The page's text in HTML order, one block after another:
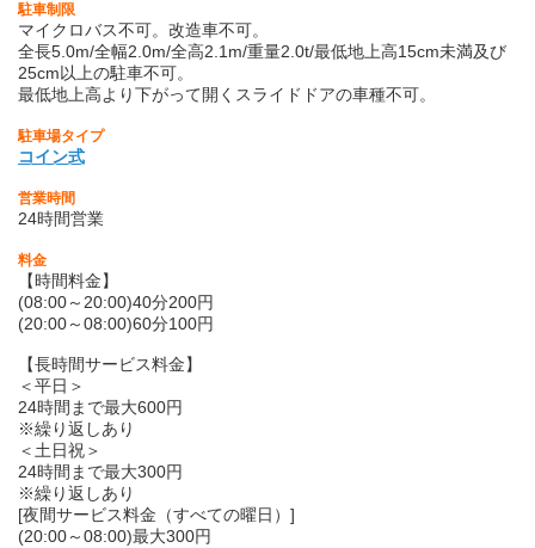
駐車制限
マイクロバス不可。改造車不可。
全長5.0m/全幅2.0m/全高2.1m/重量2.0t/最低地上高15cm未満及び
25cm以上の駐車不可。
最低地上高より下がって開くスライドドアの車種不可。
駐車場タイプ
コイン式
営業時間
24時間営業
料金
【時間料金】
(08:00～20:00)40分200円
(20:00～08:00)60分100円
【長時間サービス料金】
＜平日＞
24時間まで最大600円
※繰り返しあり
＜土日祝＞
24時間まで最大300円
※繰り返しあり
[夜間サービス料金（すべての曜日）]
(20:00～08:00)最大300円